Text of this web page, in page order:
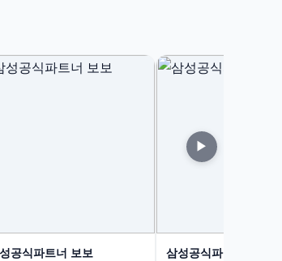
공식파트너 보보 삼성공식파트너 평강
▶